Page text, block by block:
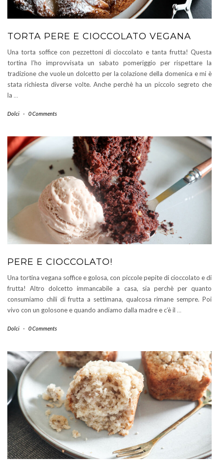
TORTA PERE E CIOCCOLATO VEGANA
Una torta soffice con pezzettoni di cioccolato e tanta frutta! Questa
tortina l’ho improvvisata un sabato pomeriggio per rispettare la
tradizione che vuole un dolcetto per la colazione della domenica e mi è
stata richiesta diverse volte. Anche perchè ha un piccolo segreto che
la …
Dolci - 0 Comments
PERE E CIOCCOLATO!
Una tortina vegana soffice e golosa, con piccole pepite di cioccolato e di
frutta! Altro dolcetto immancabile a casa, sia perchè per quanto
consumiamo chili di frutta a settimana, qualcosa rimane sempre. Poi
vivo con un golosone e quando andiamo dalla madre e c’è il …
Dolci - 0 Comments